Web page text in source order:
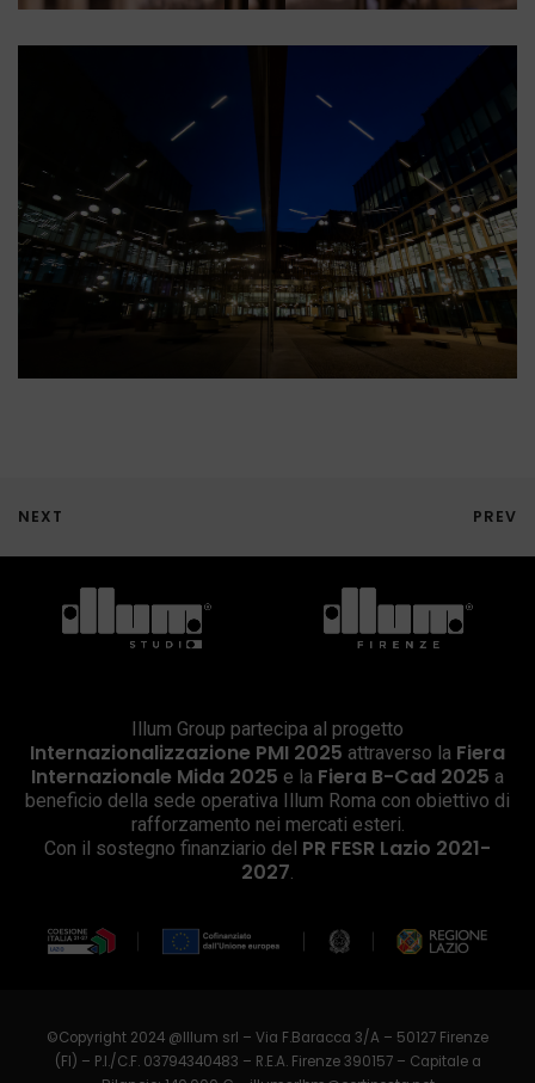
PREV
NEXT
Illum Group partecipa al progetto
Internazionalizzazione PMI 2025 attraverso la Fiera
Internazionale Mida 2025 e la Fiera B-Cad 2025 a
beneficio della sede operativa Illum Roma con obiettivo di
rafforzamento nei mercati esteri.
Con il sostegno finanziario del PR FESR Lazio 2021-
2027
©Copyright 2024 @Illum srl – Via F.Baracca 3/A – 50127 Firenze
(FI) – P.I./C.F. 03794340483 – R.E.A. Firenze 390157 – Capitale a